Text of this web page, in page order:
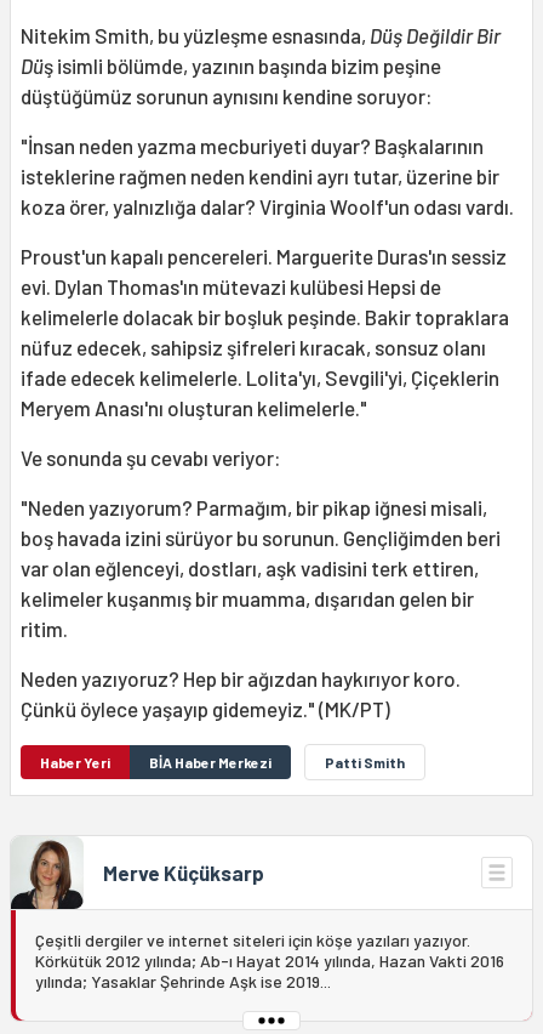
Nitekim Smith, bu yüzleşme esnasında, Düş Değildir Bir
Düş isimli bölümde, yazının başında bizim peşine
düştüğümüz sorunun aynısını kendine soruyor:
"İnsan neden yazma mecburiyeti duyar? Başkalarının
isteklerine rağmen neden kendini ayrı tutar, üzerine bir
koza örer, yalnızlığa dalar? Virginia Woolf'un odası vardı.
Proust'un kapalı pencereleri. Marguerite Duras'ın sessiz
evi. Dylan Thomas'ın mütevazi kulübesi Hepsi de
kelimelerle dolacak bir boşluk peşinde. Bakir topraklara
nüfuz edecek, sahipsiz şifreleri kıracak, sonsuz olanı
ifade edecek kelimelerle. Lolita'yı, Sevgili'yi, Çiçeklerin
Meryem Anası'nı oluşturan kelimelerle."
Ve sonunda şu cevabı veriyor:
"Neden yazıyorum? Parmağım, bir pikap iğnesi misali,
boş havada izini sürüyor bu sorunun. Gençliğimden beri
var olan eğlenceyi, dostları, aşk vadisini terk ettiren,
kelimeler kuşanmış bir muamma, dışarıdan gelen bir
ritim.
Neden yazıyoruz? Hep bir ağızdan haykırıyor koro.
Çünkü öylece yaşayıp gidemeyiz." (MK/PT)
Haber Yeri BİA Haber Merkezi Patti Smith
Merve Küçüksarp
Çeşitli dergiler ve internet siteleri için köşe yazıları yazıyor.
Körkütük 2012 yılında; Ab-ı Hayat 2014 yılında, Hazan Vakti 2016
yılında; Yasaklar Şehrinde Aşk ise 2019...